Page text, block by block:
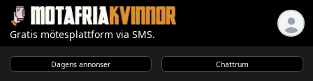
Gratis mötesplattform via SMS.
Dagens annonser Chattrum